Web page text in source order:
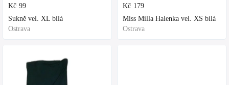
Kč 99
Sukně vel. XL bílá
Ostrava
Kč 179
Miss Milla Halenka vel. XS bílá
Ostrava